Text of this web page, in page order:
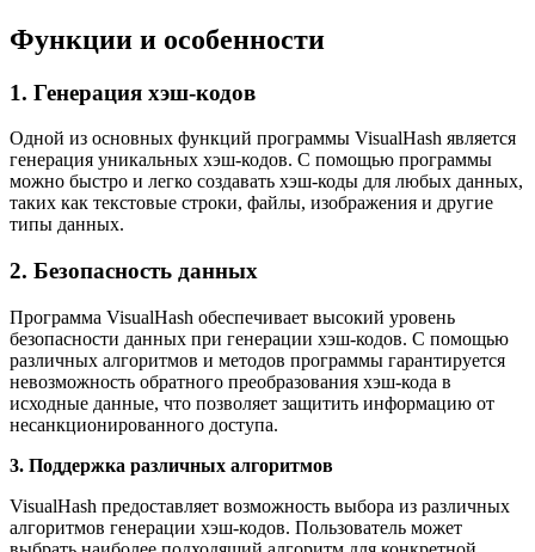
Функции и особенности
1. Генерация хэш-кодов
Одной из основных функций программы VisualHash является
генерация уникальных хэш-кодов. С помощью программы
можно быстро и легко создавать хэш-коды для любых данных,
таких как текстовые строки, файлы, изображения и другие
типы данных.
2. Безопасность данных
Программа VisualHash обеспечивает высокий уровень
безопасности данных при генерации хэш-кодов. С помощью
различных алгоритмов и методов программы гарантируется
невозможность обратного преобразования хэш-кода в
исходные данные, что позволяет защитить информацию от
несанкционированного доступа.
3. Поддержка различных алгоритмов
VisualHash предоставляет возможность выбора из различных
алгоритмов генерации хэш-кодов. Пользователь может